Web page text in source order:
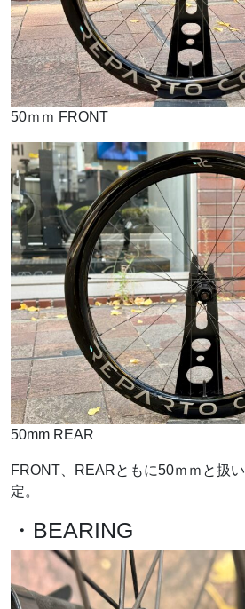
50ｍｍ FRONT
50mm REAR
FRONT、REARともに50ｍｍと扱
定。
・BEARING